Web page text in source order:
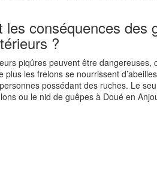
les conséquences des
?
piqûres peuvent être
plus les frelons se nourrissent
possédant des ruches. Le
ou le nid de guêpes à Doué en